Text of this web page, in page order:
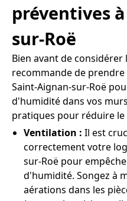
préventives
sur-Roë
Bien avant de
recommande de
Saint-Aignan-sur-Roë
d'humidité dans vos
pratiques pour réduire
Ventilation : Il est
correctement votre
sur-Roë pour
d'humidité. Songez à
aérations dans les